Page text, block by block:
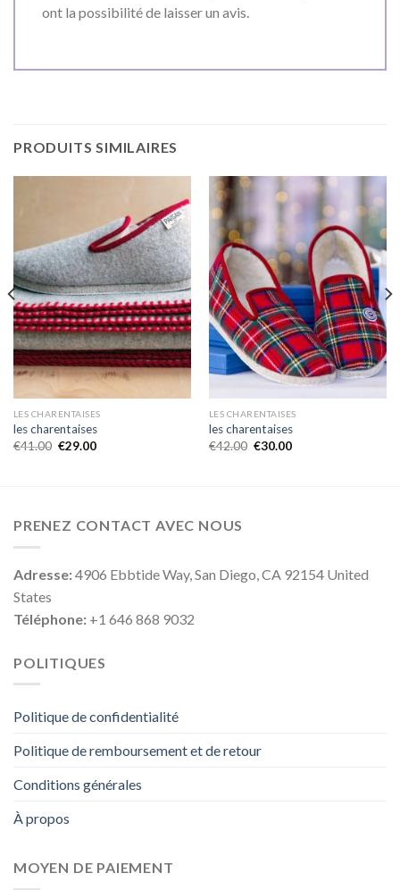
ont la possibilité de laisser un avis.
PRODUITS SIMILAIRES
LES CHARENTAISES
les charentaises
€41.00 €29.00
LES CHARENTAISES
les charentaises
€42.00 €30.00
PRENEZ CONTACT AVEC NOUS
Adresse:4906 Ebbtide Way, San Diego, CA 92154 United
States
Téléphone: +1 646 868 9032
POLITIQUES
Politique de confidentialité
Politique de remboursement et de retour
Conditions générales
À propos
MOYEN DE PAIEMENT